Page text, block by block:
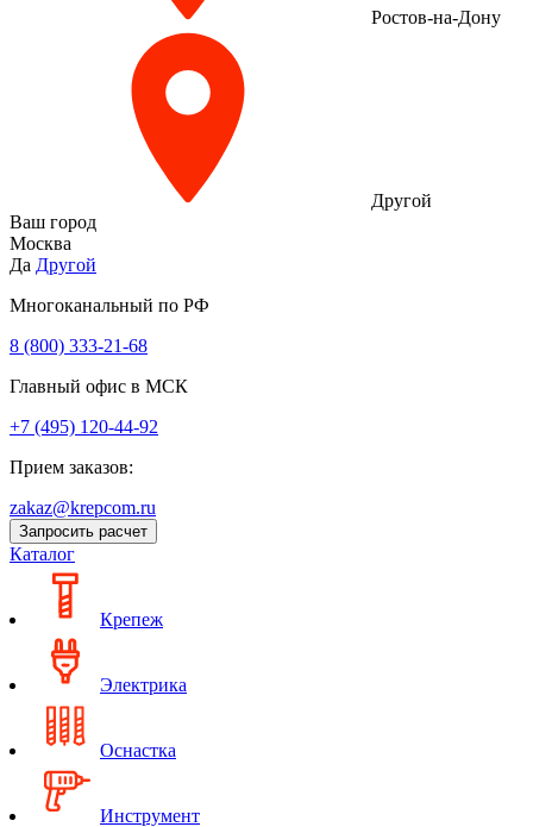
Ростов-на-Дону
Другой
Ваш город
Москва
Да Другой
Многоканальный по РФ
8 (800) 333‑21-68
Главный офис в МСК
+7 (495) 120-44-92
Прием заказов:
zakaz@krepcom.ru
Запросить расчет
Каталог
Крепеж
Электрика
Оснастка
Инструмент